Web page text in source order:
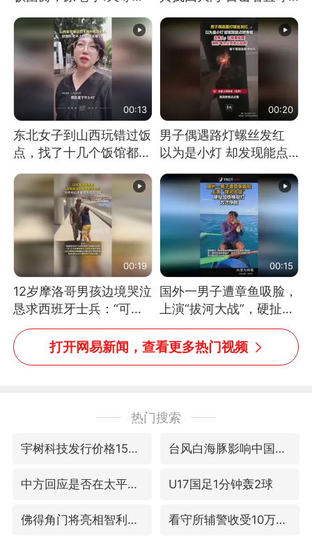
消息）
00:13
东北女子到山西玩错过饭
点，找了十几个饭馆都没
00:20
男子偶遇路灯螺丝发红
以为是小灯 却发现能点
处理
00:19
12岁摩洛哥男孩边境哭泣
恳求西班牙士兵：“可不
可以不要把我遣返回国”
00:15
国外一男子遭章鱼吸脸，
上演“拔河大战”，硬扯加
铁棒敲打方才挣脱
打开网易新闻，查看更多热门视频
热门搜索
宇树科技发行价格150.80元/股 台风白海豚影响中国已成定局
中方回应是否在太平洋海底开采稀土 U17国足1分钟轰2球
佛得角门将亮相智利俱乐部主场 看守所辅警收受10万获刑1年